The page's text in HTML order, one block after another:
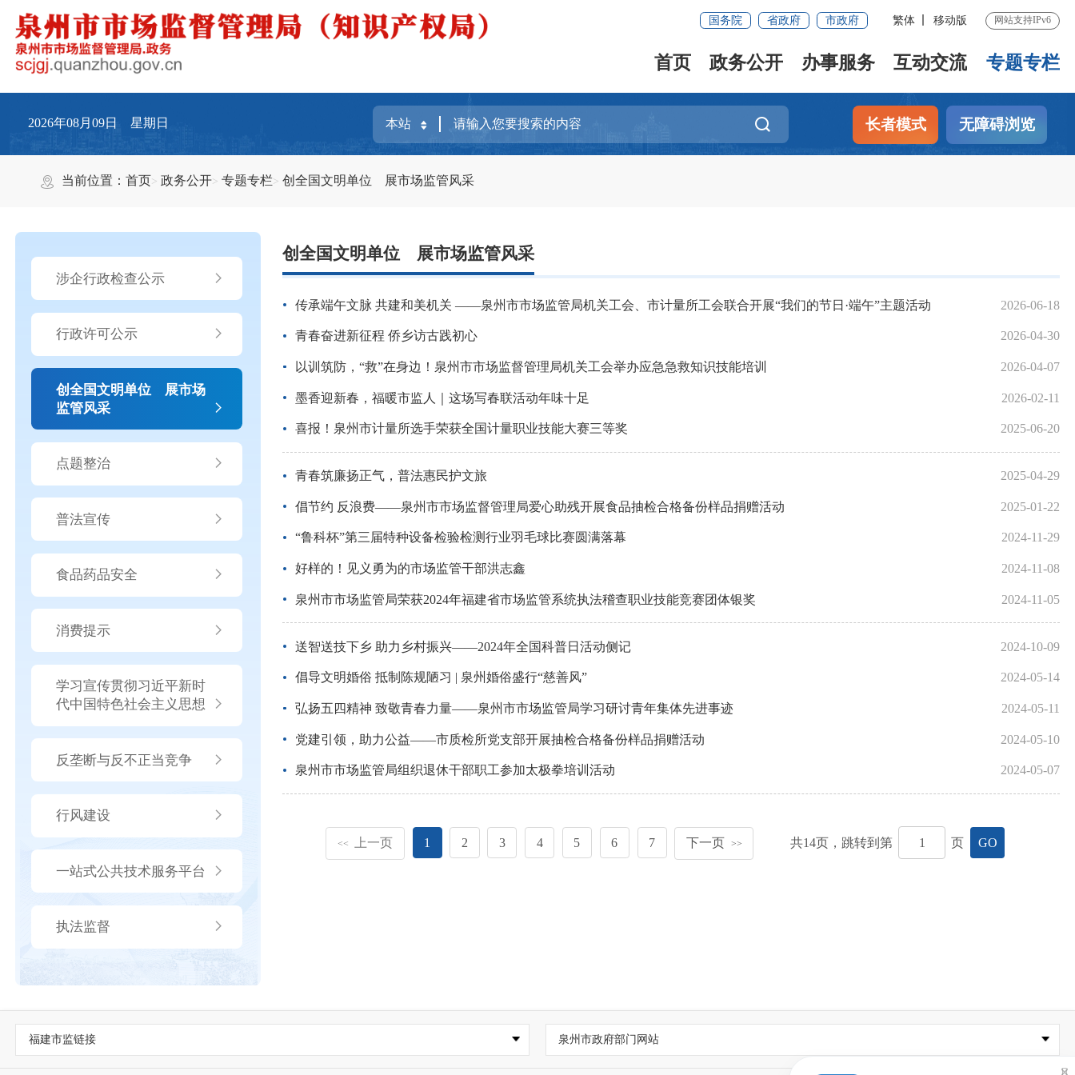
国务院 省政府 市政府 繁体 移动版 网站支持IPv6
首页 政务公开 办事服务 互动交流 专题专栏
2026年08月09日 星期日 长者模式 无障碍浏览
当前位置：首页 政务公开 专题专栏 创全国文明单位 展市场监管风采
涉企行政检查公示
行政许可公示
创全国文明单位 展市场
监管风采
点题整治
普法宣传
食品药品安全
消费提示
学习宣传贯彻习近平新时
代中国特色社会主义思想
反垄断与反不正当竞争
行风建设
一站式公共技术服务平台
执法监督
创全国文明单位 展市场监管风采
传承端午文脉 共建和美机关 ——泉州市市场监管局机关工会、市计量所工会联合开展“我们的节日·端午”主题活动 2026-06-18
青春奋进新征程 侨乡访古践初心 2026-04-30
以训筑防，“救”在身边！泉州市市场监督管理局机关工会举办应急急救知识技能培训 2026-04-07
墨香迎新春，福暖市监人｜这场写春联活动年味十足 2026-02-11
喜报！泉州市计量所选手荣获全国计量职业技能大赛三等奖 2025-06-20
青春筑廉扬正气，普法惠民护文旅 2025-04-29
倡节约 反浪费——泉州市市场监督管理局爱心助残开展食品抽检合格备份样品捐赠活动 2025-01-22
“鲁科杯”第三届特种设备检验检测行业羽毛球比赛圆满落幕 2024-11-29
好样的！见义勇为的市场监管干部洪志鑫 2024-11-08
泉州市市场监管局荣获2024年福建省市场监管系统执法稽查职业技能竞赛团体银奖 2024-11-05
送智送技下乡 助力乡村振兴——2024年全国科普日活动侧记 2024-10-09
倡导文明婚俗 抵制陈规陋习 | 泉州婚俗盛行“慈善风” 2024-05-14
弘扬五四精神 致敬青春力量——泉州市市场监管局学习研讨青年集体先进事迹 2024-05-11
党建引领，助力公益——市质检所党支部开展抽检合格备份样品捐赠活动 2024-05-10
泉州市市场监管局组织退休干部职工参加太极拳培训活动 2024-05-07
<< 上一页 1 2 3 4 5 6 7 下一页 >> 共14页，跳转到第 页 GO
福建市监链接 泉州市政府部门网站
